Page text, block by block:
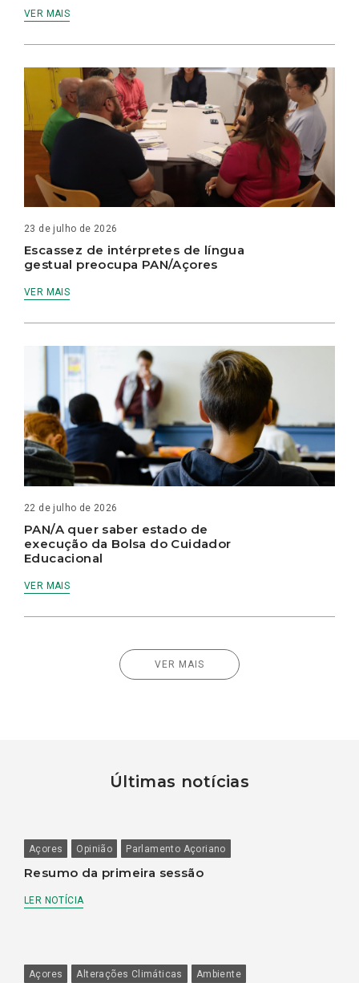
VER MAIS
23 de julho de 2026
Escassez de intérpretes de língua
gestual preocupa PAN/Açores
VER MAIS
22 de julho de 2026
PAN/A quer saber estado de
execução da Bolsa do Cuidador
Educacional
VER MAIS
VER MAIS
Últimas notícias
Açores Opinião Parlamento Açoriano
Resumo da primeira sessão
LER NOTÍCIA
Açores Alterações Climáticas Ambiente